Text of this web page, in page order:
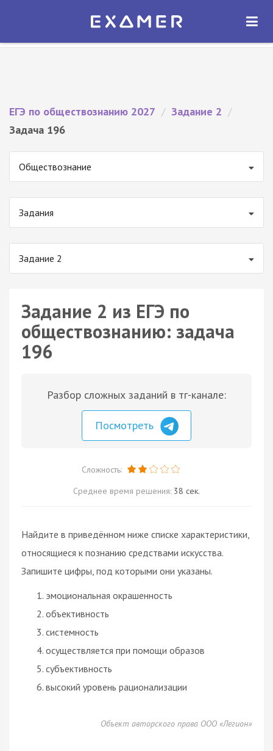
Экзамер — ЕГЭ 2027
ОТКРЫТЬ
ЕГЭ по обществознанию 2027 / Задание 2 /
Задача 196
Обществознание
Задания
Задание 2
Задание 2 из ЕГЭ по
обществознанию: задача
196
Разбор сложных заданий в тг-канале:
Посмотреть
Сложность:
Среднее время решения: 38 сек.
Найдите в приведённом ниже списке характеристики,
относящиеся к познанию средствами искусства.
Запишите цифры, под которыми они указаны.
эмоциональная окрашенность
объективность
системность
осуществляется при помощи образов
субъективность
высокий уровень рационализации
Объект авторского права ООО «Легион»